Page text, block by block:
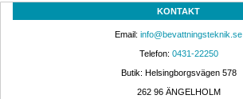
KONTAKT
Email: info@bevattningsteknik.se
Telefon: 0431-22250
Butik: Helsingborgsvägen 578
262 96 ÄNGELHOLM